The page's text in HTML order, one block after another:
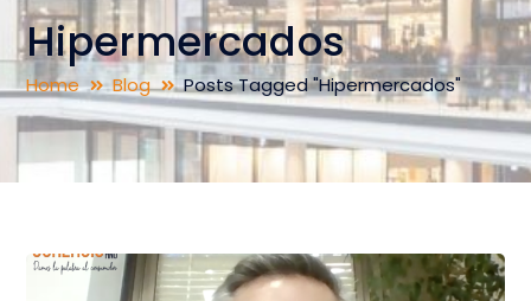
Hipermercados
Home Blog Posts Tagged "Hipermercados"